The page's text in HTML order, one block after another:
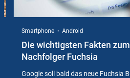
Smartphone Android
Die wichtigsten Fakten
Nachfolger Fuchsia
Google soll bald das neue Fuchsia